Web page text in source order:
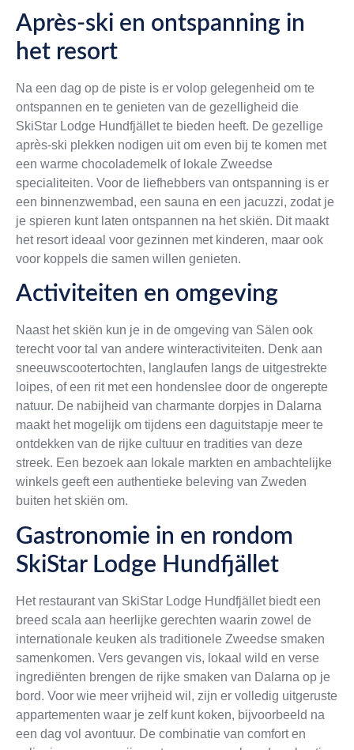
Après-ski en ontspanning in
het resort
Na een dag op de piste is er volop gelegenheid om te
ontspannen en te genieten van de gezelligheid die
SkiStar Lodge Hundfjället te bieden heeft. De gezellige
après-ski plekken nodigen uit om even bij te komen met
een warme chocolademelk of lokale Zweedse
specialiteiten. Voor de liefhebbers van ontspanning is er
een binnenzwembad, een sauna en een jacuzzi, zodat je
je spieren kunt laten ontspannen na het skiën. Dit maakt
het resort ideaal voor gezinnen met kinderen, maar ook
voor koppels die samen willen genieten.
Activiteiten en omgeving
Naast het skiën kun je in de omgeving van Sälen ook
terecht voor tal van andere winteractiviteiten. Denk aan
sneeuwscootertochten, langlaufen langs de uitgestrekte
loipes, of een rit met een hondenslee door de ongerepte
natuur. De nabijheid van charmante dorpjes in Dalarna
maakt het mogelijk om tijdens een daguitstapje meer te
ontdekken van de rijke cultuur en tradities van deze
streek. Een bezoek aan lokale markten en ambachtelijke
winkels geeft een authentieke beleving van Zweden
buiten het skiën om.
Gastronomie in en rondom
SkiStar Lodge Hundfjället
Het restaurant van SkiStar Lodge Hundfjället biedt een
breed scala aan heerlijke gerechten waarin zowel de
internationale keuken als traditionele Zweedse smaken
samenkomen. Vers gevangen vis, lokaal wild en verse
ingrediënten brengen de rijke smaken van Dalarna op je
bord. Voor wie meer vrijheid wil, zijn er volledig uitgeruste
appartementen waar je zelf kunt koken, bijvoorbeeld na
een dag vol avontuur. De combinatie van comfort en